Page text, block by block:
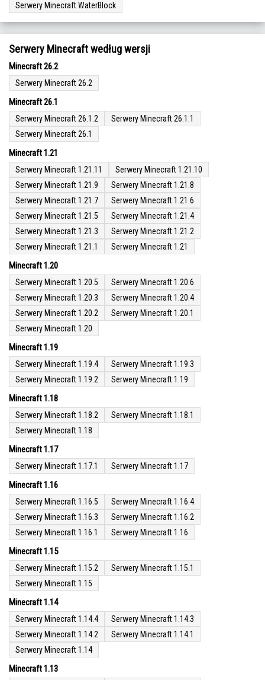
Serwery Minecraft WaterBlock
Serwery Minecraft według wersji
Minecraft 26.2
Serwery Minecraft 26.2
Minecraft 26.1
Serwery Minecraft 26.1.2
Serwery Minecraft 26.1.1
Serwery Minecraft 26.1
Minecraft 1.21
Serwery Minecraft 1.21.11
Serwery Minecraft 1.21.10
Serwery Minecraft 1.21.9
Serwery Minecraft 1.21.8
Serwery Minecraft 1.21.7
Serwery Minecraft 1.21.6
Serwery Minecraft 1.21.5
Serwery Minecraft 1.21.4
Serwery Minecraft 1.21.3
Serwery Minecraft 1.21.2
Serwery Minecraft 1.21.1
Serwery Minecraft 1.21
Minecraft 1.20
Serwery Minecraft 1.20.5
Serwery Minecraft 1.20.6
Serwery Minecraft 1.20.3
Serwery Minecraft 1.20.4
Serwery Minecraft 1.20.2
Serwery Minecraft 1.20.1
Serwery Minecraft 1.20
Minecraft 1.19
Serwery Minecraft 1.19.4
Serwery Minecraft 1.19.3
Serwery Minecraft 1.19.2
Serwery Minecraft 1.19
Minecraft 1.18
Serwery Minecraft 1.18.2
Serwery Minecraft 1.18.1
Serwery Minecraft 1.18
Minecraft 1.17
Serwery Minecraft 1.17.1 Serwery Minecraft 1.17
Minecraft 1.16
Serwery Minecraft 1.16.5
Serwery Minecraft 1.16.4
Serwery Minecraft 1.16.3
Serwery Minecraft 1.16.2
Serwery Minecraft 1.16.1
Serwery Minecraft 1.16
Minecraft 1.15
Serwery Minecraft 1.15.2
Serwery Minecraft 1.15.1
Serwery Minecraft 1.15
Minecraft 1.14
Serwery Minecraft 1.14.4
Serwery Minecraft 1.14.3
Serwery Minecraft 1.14.2
Serwery Minecraft 1.14.1
Serwery Minecraft 1.14
Minecraft 1.13